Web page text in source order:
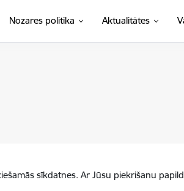
Nozares politika Aktualitātes
sīkdatnes. Ar Jūsu piekrišanu